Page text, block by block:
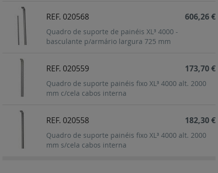
REF. 020568
Quadro de suporte de painéis XL³ 4000 -
basculante p/armário largura 725 mm
606,26 €
REF. 020559
Quadro de suporte painéis fixo XL³ 4000 alt. 2000
mm c/cela cabos interna
173,70 €
REF. 020558
Quadro de suporte painéis fixo XL³ 4000 alt. 2000
mm s/cela cabos interna
182,30 €